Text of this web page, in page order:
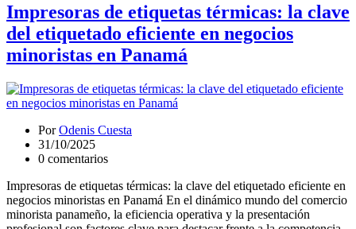
Impresoras de etiquetas térmicas: la clave
del etiquetado eficiente en negocios
minoristas en Panamá
PorOdenis Cuesta
31/10/2025
0 comentarios
Impresoras de etiquetas térmicas: la clave del etiquetado eficiente en
negocios minoristas en Panamá En el dinámico mundo del comercio
minorista panameño, la eficiencia operativa y la presentación